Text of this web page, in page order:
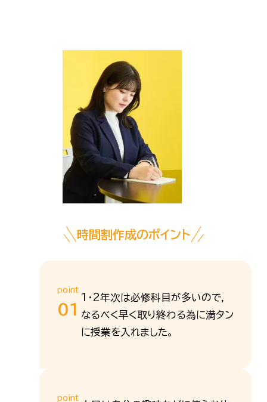
時間割作成のポイント
point
01
1・2年次は必修科目が多いので，
なるべく早く取り終わる為に満タン
に授業を入れました。
point